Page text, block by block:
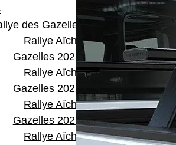
des Gazelles
Rallye Aïcha des
Gazelles 2023
Rallye Aïcha des
Gazelles 2022
Rallye Aïcha des
Gazelles 2021 -30th
Rallye Aïcha des